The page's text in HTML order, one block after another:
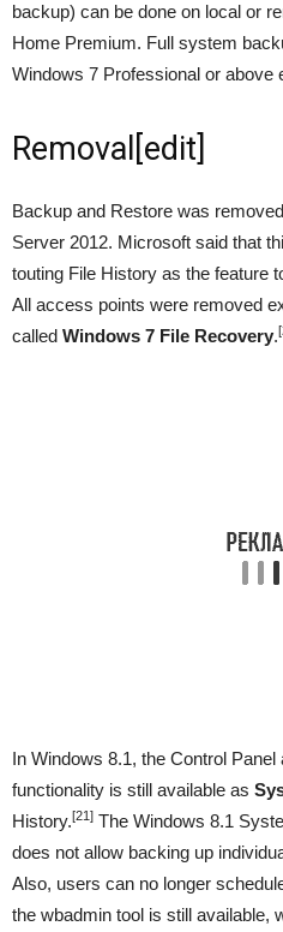
backup) can be done on local or
Home Premium. Full system
Windows 7 Professional or above
Removal edit
Backup and Restore was
Server 2012. Microsoft said that
touting File History as the feature
All access points were removed
called Windows 7 File Recovery.
In Windows 8.1, the Control
functionality is still available as
History.[21] The Windows 8.1
does not allow backing up
Also, users can no longer
the wbadmin tool is still available,